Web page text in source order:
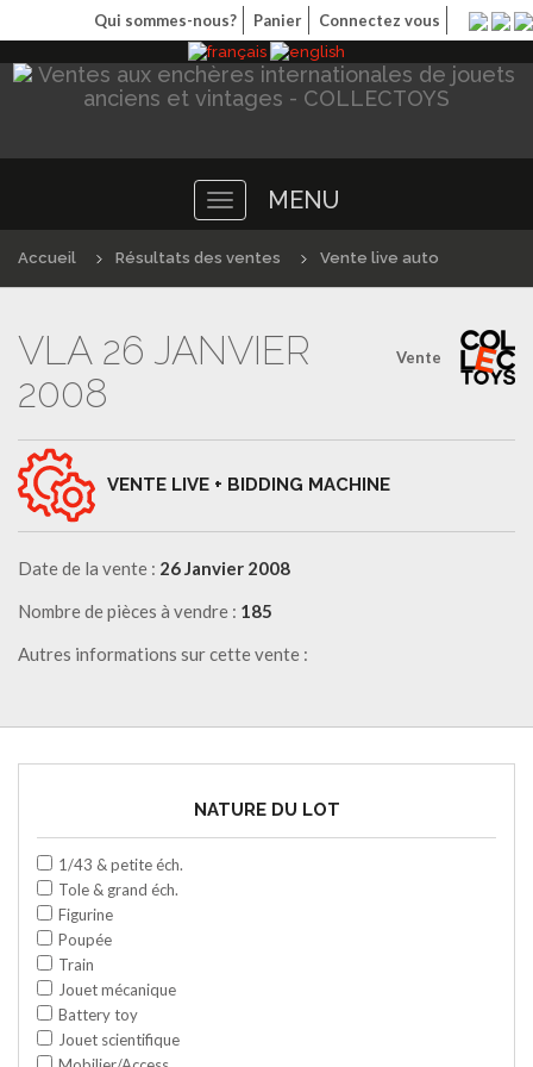
Qui sommes-nous? Panier Connectez vous
Toggle
navigation
MENU
Accueil Résultats des ventes Vente live auto
Vente
VLA 26 JANVIER
2008
VENTE LIVE + BIDDING MACHINE
Date de la vente : 26 Janvier 2008
Nombre de pièces à vendre : 185
Autres informations sur cette vente :
NATURE DU LOT
1/43 & petite éch.
Tole & grand éch.
Figurine
Poupée
Train
Jouet mécanique
Battery toy
Jouet scientifique